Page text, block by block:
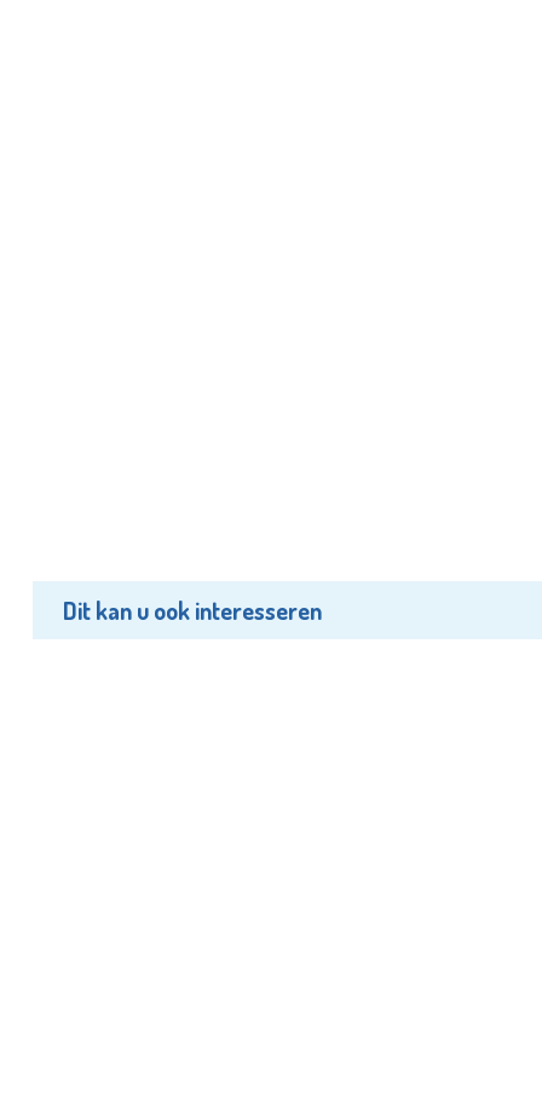
Dit kan u ook interesseren